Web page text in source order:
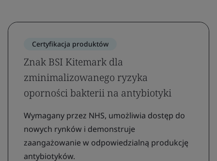
Certyfikacja produktów
Znak BSI Kitemark dla
zminimalizowanego ryzyka
oporności bakterii na antybiotyki
Wymagany przez NHS, umożliwia dostęp do
nowych rynków i demonstruje
zaangażowanie w odpowiedzialną produkcję
antybiotyków.